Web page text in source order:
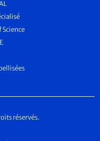
Science
réservés.